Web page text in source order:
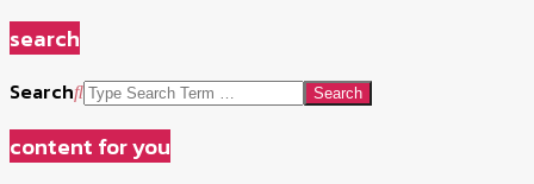
search
Search
content for you